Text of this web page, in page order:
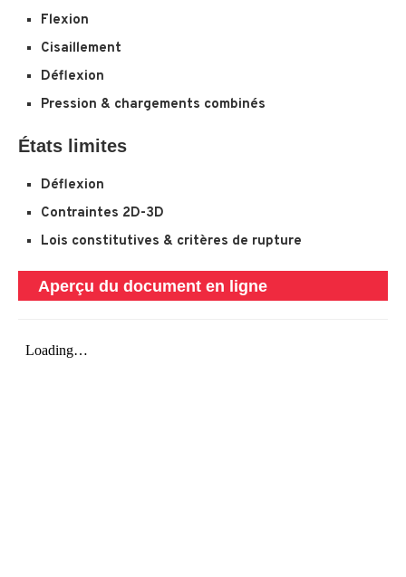
Flexion
Cisaillement
Déflexion
Pression & chargements combinés
États limites
Déflexion
Contraintes 2D-3D
Lois constitutives & critères de rupture
Aperçu du document en ligne